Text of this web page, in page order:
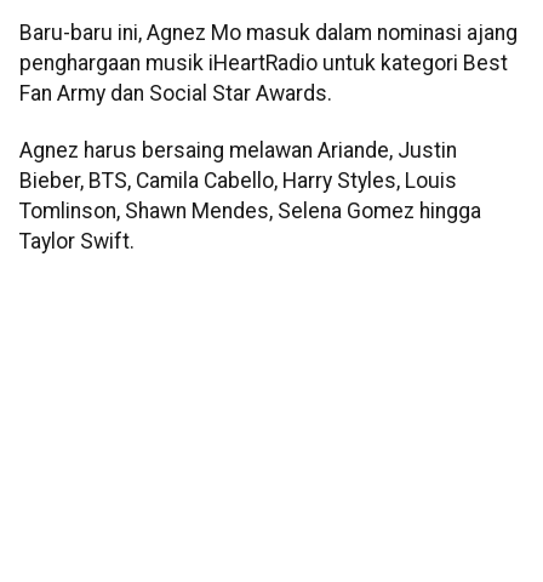
Baru-baru ini, Agnez Mo masuk dalam nominasi ajang
penghargaan musik iHeartRadio untuk kategori Best
Fan Army dan Social Star Awards.
Agnez harus bersaing melawan Ariande, Justin
Bieber, BTS, Camila Cabello, Harry Styles, Louis
Tomlinson, Shawn Mendes, Selena Gomez hingga
Taylor Swift.